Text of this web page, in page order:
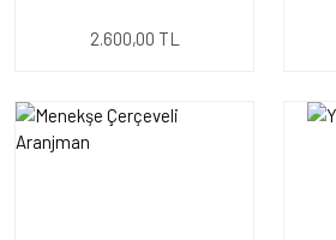
2.600,00 TL